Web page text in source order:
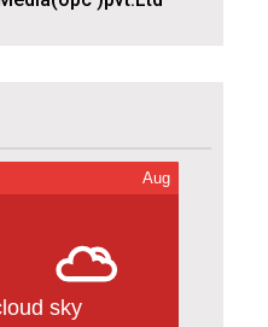
Aug
sky